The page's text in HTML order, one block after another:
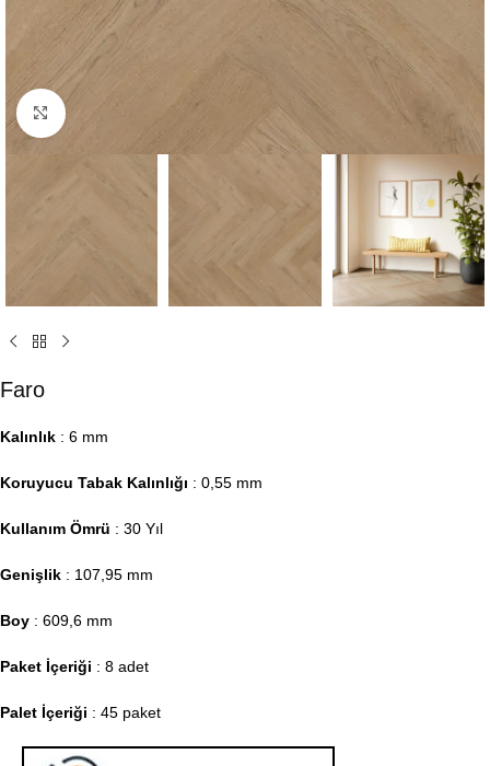
Click to enlarge
Faro
Kalınlık : 6 mm
Koruyucu Tabak Kalınlığı : 0,55 mm
Kullanım Ömrü : 30 Yıl
Genişlik : 107,95 mm
Boy : 609,6 mm
Paket İçeriği : 8 adet
Palet İçeriği : 45 paket